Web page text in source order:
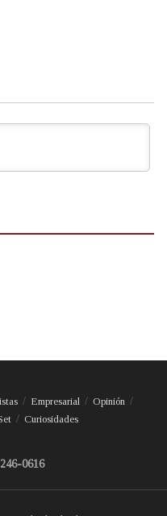
Empresarial
Opinión
Curiosidades
0616